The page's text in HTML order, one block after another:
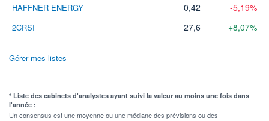
HAFFNER ENERGY 0,42 -5,19%
2CRSI 27,6 +8,07%
Gérer mes listes
* Liste des cabinets d'analystes ayant suivi la valeur au moins une fois dans
l'année :
Un consensus est une moyenne ou une médiane des prévisions ou des